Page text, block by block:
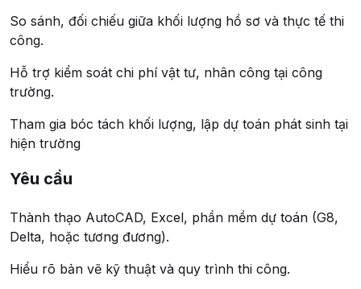
So sánh, đối chiếu giữa khối lượng hồ sơ và thực tế thi
công.
Hỗ trợ kiểm soát chi phí vật tư, nhân công tại công
trường.
Tham gia bóc tách khối lượng, lập dự toán phát sinh tại
hiện trường
Yêu cầu
Thành thạo AutoCAD, Excel, phần mềm dự toán (G8,
Delta, hoặc tương đương).
Hiểu rõ bản vẽ kỹ thuật và quy trình thi công.